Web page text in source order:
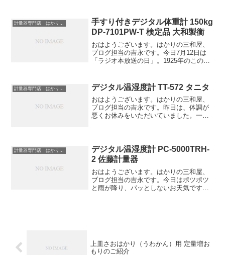
かりです。当店で売れ筋商品だったUDS-
1Vの後継機...
計量器専門店 はかりの三和屋
手すり付きデジタル体重計 150kg
DP-7101PW-T 検定品 大和製衡
おはようございます。はかりの三和屋、
ブログ担当の吉永です。今日7月12日は
「ラジオ本放送の日」。1925年のこの
ことがほとんど無かったのですが、
Podcast というも...
デジタル温湿度計 TT-572 タニタ
おはようございます。はかりの三和屋、
ブログ担当の吉永です。昨日は、体調が
悪くお休みをいただいていました。一昨
病院に行くと胃腸炎と診断...
計量器専門店 はかりの三和屋
デジタル温湿度計 PC-5000TRH-
2 佐藤計量器
おはようございます。はかりの三和屋、
ブログ担当の吉永です。今日はポツポツ
と雨が降り、パッとしないお天気です
上皿さおはかり（うわかん）用 定量増お
もりのご紹介